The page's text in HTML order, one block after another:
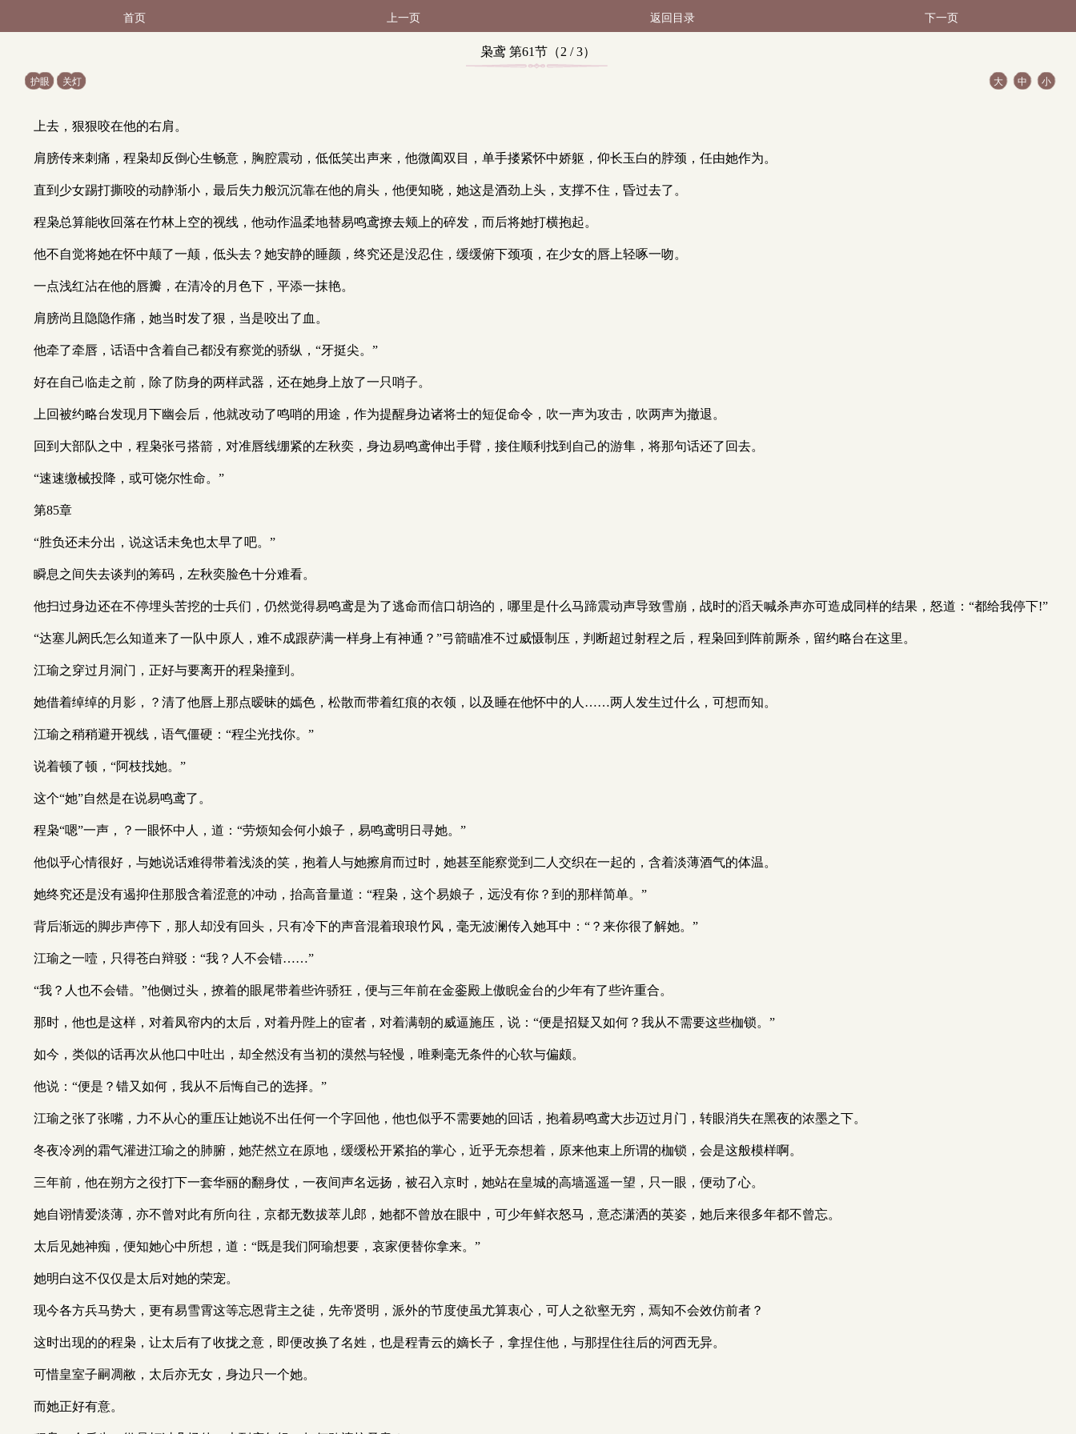
首页 上一页 返回目录 下一页
枭鸢 第61节（2 / 3）
护眼 关灯 大 中 小
上去，狠狠咬在他的右肩。
肩膀传来刺痛，程枭却反倒心生畅意，胸腔震动，低低笑出声来，他微阖双目，单手搂紧怀中娇躯，仰长玉白的脖颈，任由她作为。
直到少女踢打撕咬的动静渐小，最后失力般沉沉靠在他的肩头，他便知晓，她这是酒劲上头，支撑不住，昏过去了。
程枭总算能收回落在竹林上空的视线，他动作温柔地替易鸣鸢撩去颊上的碎发，而后将她打横抱起。
他不自觉将她在怀中颠了一颠，低头去？她安静的睡颜，终究还是没忍住，缓缓俯下颈项，在少女的唇上轻啄一吻。
一点浅红沾在他的唇瓣，在清冷的月色下，平添一抹艳。
肩膀尚且隐隐作痛，她当时发了狠，当是咬出了血。
他牵了牵唇，话语中含着自己都没有察觉的骄纵，“牙挺尖。”
好在自己临走之前，除了防身的两样武器，还在她身上放了一只哨子。
上回被约略台发现月下幽会后，他就改动了鸣哨的用途，作为提醒身边诸将士的短促命令，吹一声为攻击，吹两声为撤退。
回到大部队之中，程枭张弓搭箭，对准唇线绷紧的左秋奕，身边易鸣鸢伸出手臂，接住顺利找到自己的游隼，将那句话还了回去。
“速速缴械投降，或可饶尔性命。”
第85章
“胜负还未分出，说这话未免也太早了吧。”
瞬息之间失去谈判的筹码，左秋奕脸色十分难看。
他扫过身边还在不停埋头苦挖的士兵们，仍然觉得易鸣鸢是为了逃命而信口胡诌的，哪里是什么马蹄震动声导致雪崩，战时的滔天喊杀声亦可造成同样的结果，怒道：“都给我停下!”
“达塞儿阏氏怎么知道来了一队中原人，难不成跟萨满一样身上有神通？”弓箭瞄准不过威慑制压，判断超过射程之后，程枭回到阵前厮杀，留约略台在这里。
江瑜之穿过月洞门，正好与要离开的程枭撞到。
她借着绰绰的月影，？清了他唇上那点暧昧的嫣色，松散而带着红痕的衣领，以及睡在他怀中的人……两人发生过什么，可想而知。
江瑜之稍稍避开视线，语气僵硬：“程尘光找你。”
说着顿了顿，“阿枝找她。”
这个“她”自然是在说易鸣鸢了。
程枭“嗯”一声，？一眼怀中人，道：“劳烦知会何小娘子，易鸣鸢明日寻她。”
他似乎心情很好，与她说话难得带着浅淡的笑，抱着人与她擦肩而过时，她甚至能察觉到二人交织在一起的，含着淡薄酒气的体温。
她终究还是没有遏抑住那股含着涩意的冲动，抬高音量道：“程枭，这个易娘子，远没有你？到的那样简单。”
背后渐远的脚步声停下，那人却没有回头，只有冷下的声音混着琅琅竹风，毫无波澜传入她耳中：“？来你很了解她。”
江瑜之一噎，只得苍白辩驳：“我？人不会错……”
“我？人也不会错。”他侧过头，撩着的眼尾带着些许骄狂，便与三年前在金銮殿上傲睨金台的少年有了些许重合。
那时，他也是这样，对着凤帘内的太后，对着丹陛上的宦者，对着满朝的威逼施压，说：“便是招疑又如何？我从不需要这些枷锁。”
如今，类似的话再次从他口中吐出，却全然没有当初的漠然与轻慢，唯剩毫无条件的心软与偏颇。
他说：“便是？错又如何，我从不后悔自己的选择。”
江瑜之张了张嘴，力不从心的重压让她说不出任何一个字回他，他也似乎不需要她的回话，抱着易鸣鸢大步迈过月门，转眼消失在黑夜的浓墨之下。
冬夜冷冽的霜气灌进江瑜之的肺腑，她茫然立在原地，缓缓松开紧掐的掌心，近乎无奈想着，原来他束上所谓的枷锁，会是这般模样啊。
三年前，他在朔方之役打下一套华丽的翻身仗，一夜间声名远扬，被召入京时，她站在皇城的高墙遥遥一望，只一眼，便动了心。
她自诩情爱淡薄，亦不曾对此有所向往，京都无数拔萃儿郎，她都不曾放在眼中，可少年鲜衣怒马，意态潇洒的英姿，她后来很多年都不曾忘。
太后见她神痴，便知她心中所想，道：“既是我们阿瑜想要，哀家便替你拿来。”
她明白这不仅仅是太后对她的荣宠。
现今各方兵马势大，更有易雪霄这等忘恩背主之徒，先帝贤明，派外的节度使虽尤算衷心，可人之欲壑无穷，焉知不会效仿前者？
这时出现的的程枭，让太后有了收拢之意，即便改换了名姓，也是程青云的嫡长子，拿捏住他，与那捏住往后的河西无异。
可惜皇室子嗣凋敝，太后亦无女，身边只一个她。
而她正好有意。